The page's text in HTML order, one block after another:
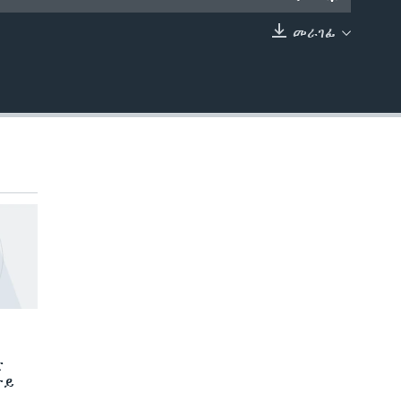
መራገፊ